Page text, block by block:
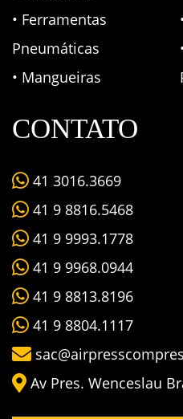
• Ferramentas
Pneumáticas
• Mangueiras
CONTATO
41 3016.3669
41 9 8816.5468
41 9 9993.1778
41 9 9968.0944
41 9 8813.8196
41 9 8804.1117
Av Pres. Wenceslau